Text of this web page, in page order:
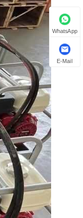
WhatsApp
E-Mail